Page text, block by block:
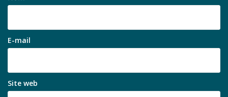
E-mail
Site web